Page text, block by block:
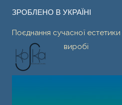
ЗРОБЛЕНО В УКРАЇНІ
Поєднання сучасної
виробі